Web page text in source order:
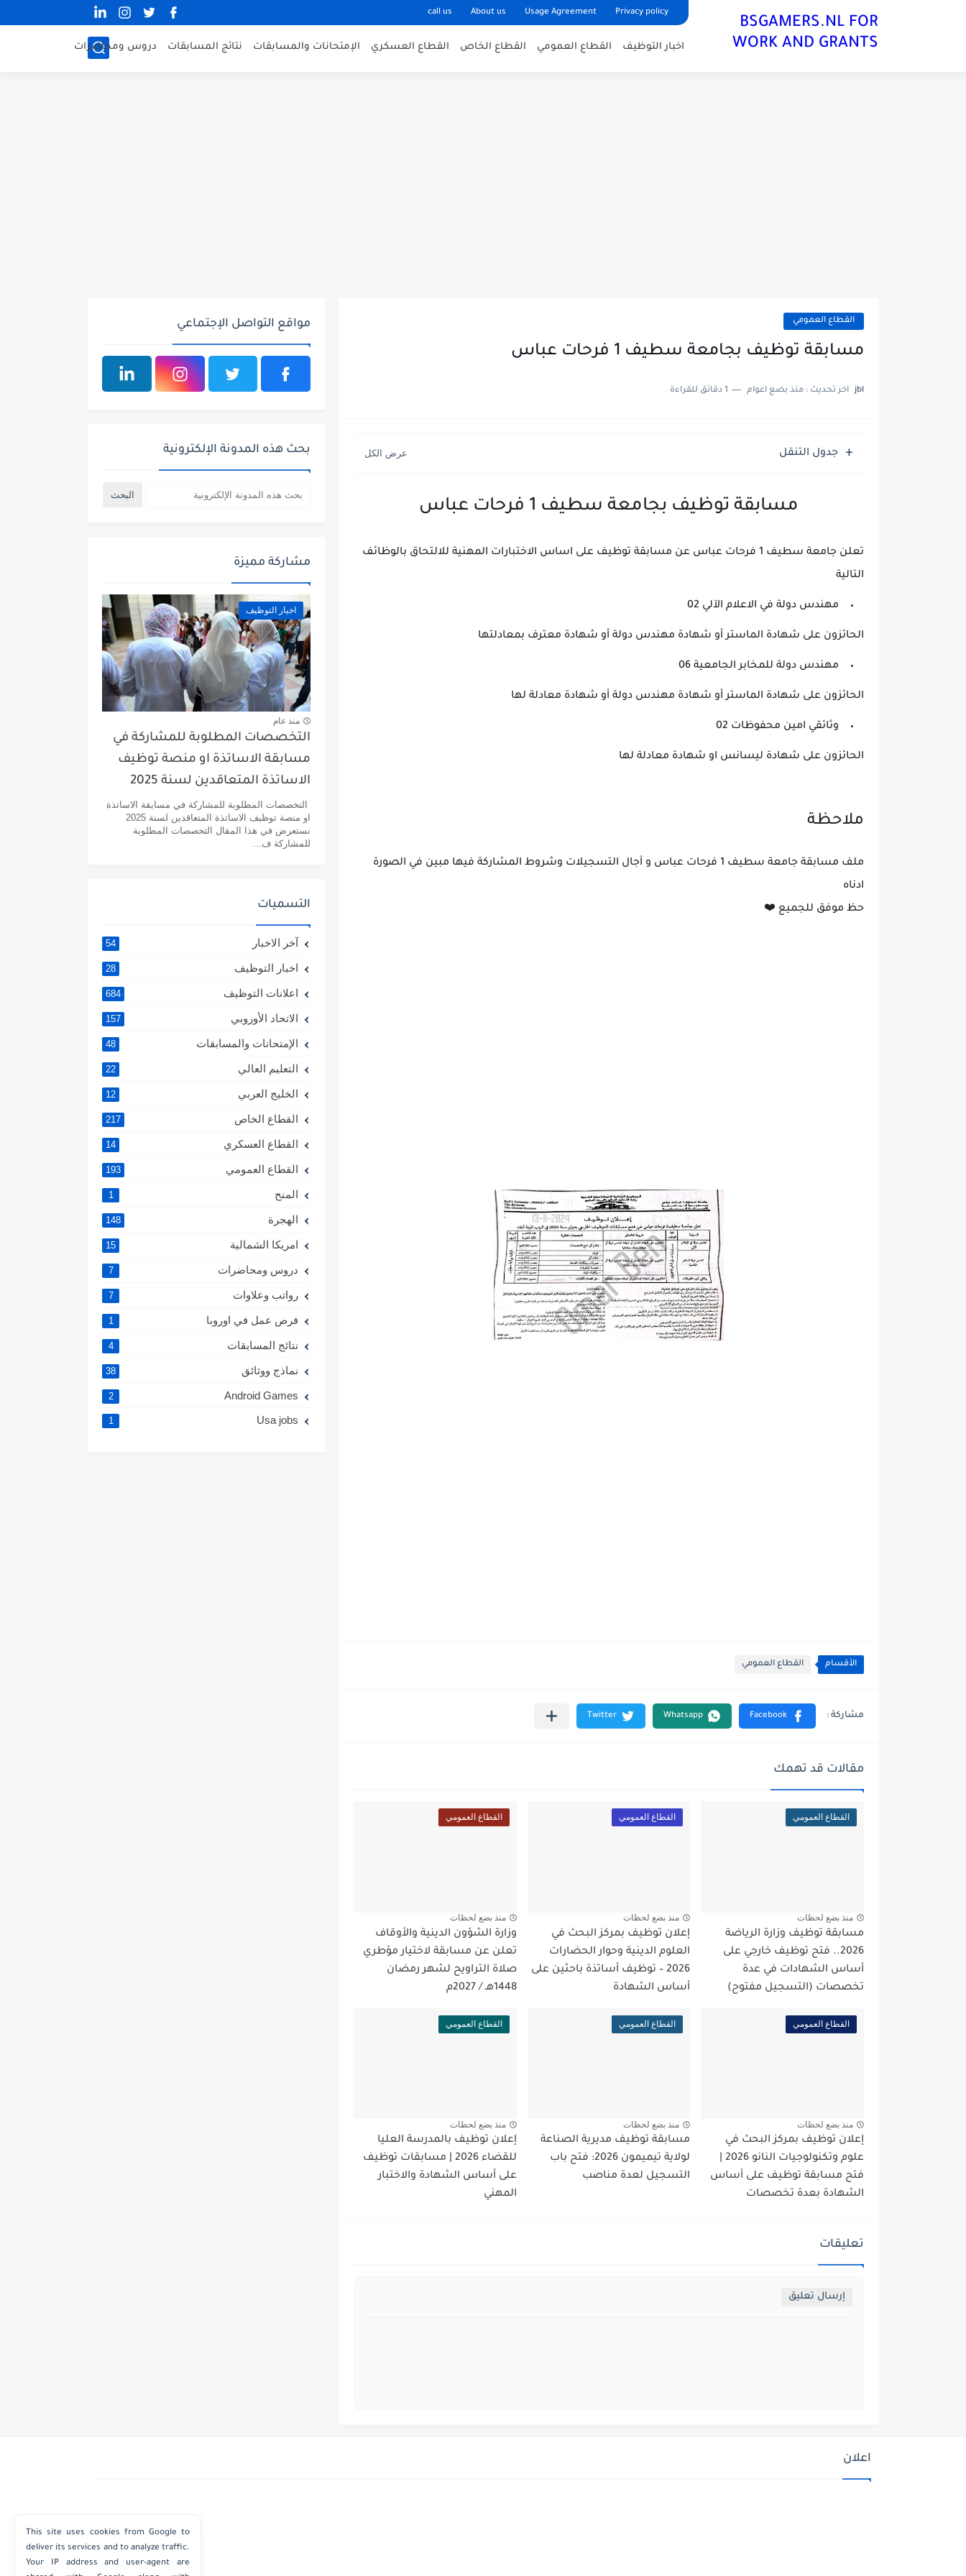
Privacy policy
Usage Agreement
About us
call us
BSGAMERS.NL FOR
WORK AND GRANTS
اخبار التوظيف القطاع العمومي القطاع الخاص القطاع العسكري الإمتحانات والمسابقات نتائج المسابقات دروس ومحاضرات
القطاع العمومي
مسابقة توظيف بجامعة سطيف 1 فرحات عباس
jbl اخر تحديث : منذ بضع اعوام 1 دقائق للقراءة
جدول التنقل
مسابقة توظيف بجامعة سطيف 1 فرحات عباس
تعلن جامعة سطيف 1 فرحات عباس عن مسابقة توظيف على اساس الاختبارات المهنية للالتحاق بالوظائف
التالية
مهندس دولة في الاعلام الآلي 02
الحائزون على شهادة الماستر أو شهادة مهندس دولة أو شهادة معترف بمعادلتها
مهندس دولة للمخابر الجامعية 06
الحائزون على شهادة الماستر أو شهادة مهندس دولة أو شهادة معادلة لها
وثائقي امين محفوظات 02
الحائزون على شهادة ليسانس او شهادة معادلة لها
ملاحظة
ملف مسابقة جامعة سطيف 1 فرحات عباس و آجال التسجيلات وشروط المشاركة فيها مبين في الصورة
ادناه
حظ موفق للجميع ❤️
الأقسام القطاع العمومي
مقالات قد تهمك
القطاع العمومي
منذ بضع لحظات
مسابقة توظيف وزارة الرياضة
2026.. فتح توظيف خارجي على
أساس الشهادات في عدة
تخصصات (التسجيل مفتوح)
القطاع العمومي
منذ بضع لحظات
إعلان توظيف بمركز البحث في
العلوم الدينية وحوار الحضارات
2026 – توظيف أساتذة باحثين على
أساس الشهادة
القطاع العمومي
منذ بضع لحظات
وزارة الشؤون الدينية والأوقاف
تعلن عن مسابقة لاختيار مؤطري
صلاة التراويح لشهر رمضان
1448هـ / 2027م
القطاع العمومي
منذ بضع لحظات
إعلان توظيف بمركز البحث في
فتح مسابقة توظيف على أساس
الشهادة بعدة تخصصات
القطاع العمومي
منذ بضع لحظات
مسابقة توظيف مديرية الصناعة
لولاية تيميمون 2026: فتح باب
التسجيل لعدة مناصب
القطاع العمومي
منذ بضع لحظات
إعلان توظيف بالمدرسة العليا
للقضاء 2026 | مسابقات توظيف
على أساس الشهادة والاختبار
المهني
تعليقات
إرسال تعليق
مواقع التواصل الإجتماعي
بحث هذه المدونة الإلكترونية
مشاركة مميزة
اخبار التوظيف
منذ عام
التخصصات المطلوبة للمشاركة في
مسابقة الاساتذة او منصة توظيف
الاساتذة المتعاقدين لسنة 2025
التخصصات المطلوبة للمشاركة في مسابقة الاساتذة
او منصة توظيف الاساتذة المتعاقدين لسنة 2025
نستعرض في هذا المقال التخصصات المطلوبة
للمشاركة ف...
التسميات
آخر الاخبار 54
اخبار التوظيف 28
اعلانات التوظيف 684
الاتحاد الأوروبي 157
الإمتحانات والمسابقات 48
التعليم العالي 22
الخليج العربي 12
القطاع الخاص 217
القطاع العسكري 14
القطاع العمومي 193
المنح 1
الهجرة 148
امريكا الشمالية 15
دروس ومحاضرات 7
رواتب وعلاوات 7
فرص عمل في اوروبا 1
نتائج المسابقات 4
نماذج ووثائق 38
Android Games
2
Usa jobs
1
اعلان
This site uses cookies from Google to
deliver its services and to analyze traffic.
Your IP address and user-agent are